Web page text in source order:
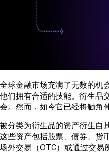
全球金融市场充满了无数的机
他们拥有合适的技能。衍生品
会。然而，如今它已经将触角
被分类为衍生品的资产衍生自
这些资产包括股票、债券、货
场外交易（OTC）或通过交易